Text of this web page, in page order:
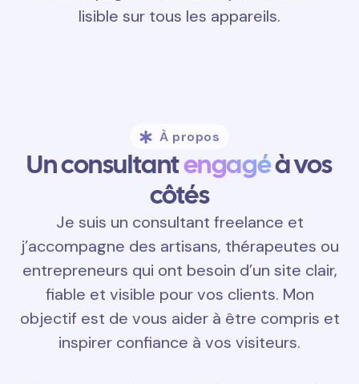
lisible sur tous les appareils.
À propos
Un consultantengagéà vos
côtés
Je suis un consultant freelance et
j’accompagne des artisans, thérapeutes ou
entrepreneurs qui ont besoin d’un site clair,
fiable et visible pour vos clients. Mon
objectif est de vous aider à être compris et
inspirer confiance à vos visiteurs.